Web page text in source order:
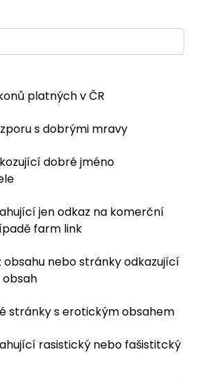
platných v ČR
s dobrými mravy
dobré jméno
jen odkaz na komerční
farm link
obsahu nebo stránky odkazující
stránky s erotickým obsahem
rasistický nebo fašistitcký